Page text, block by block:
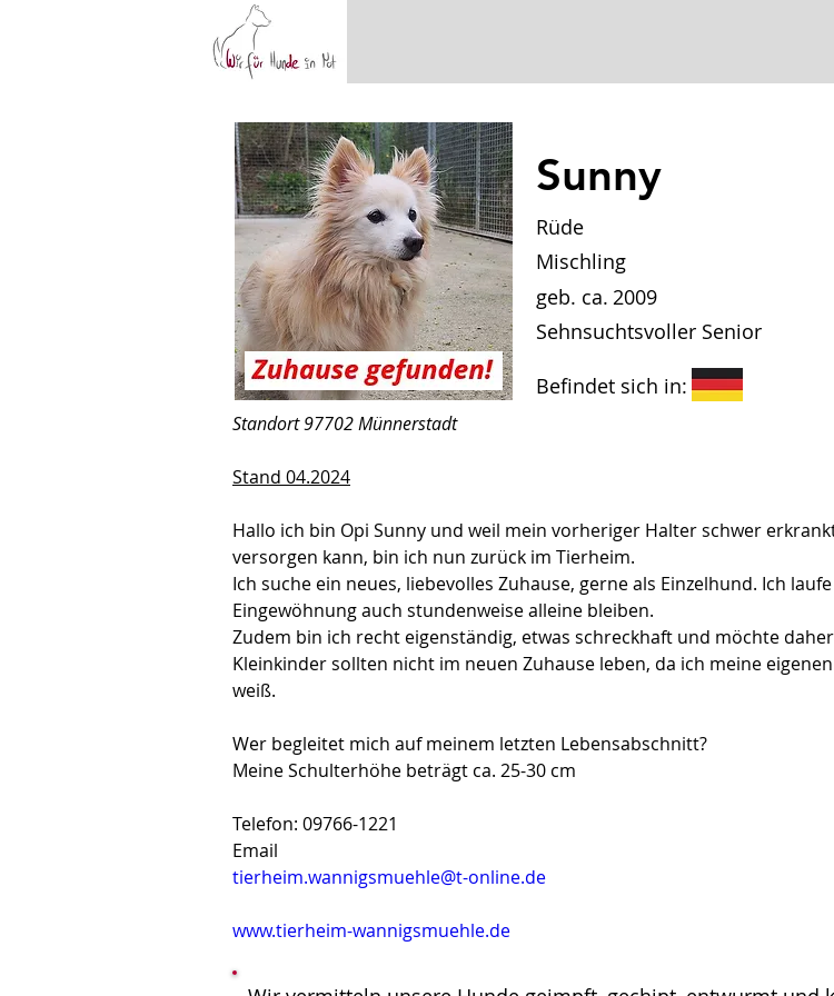
Sunny
Rüde
Mischling
2009
Sehnsuchtsvoller Senior
Befindet sich in:
geb. ca.
Standort 97702 Münnerstadt
Stand 04.2024
Hallo ich bin Opi Sunny und weil mein vorheriger Halter schwer
versorgen kann, bin ich nun zurück im Tierheim.
Ich suche ein neues, liebevolles Zuhause, gerne als Einzelhund. Ich
Eingewöhnung auch stundenweise alleine bleiben.
Zudem bin ich recht eigenständig, etwas schreckhaft und möchte
Kleinkinder sollten nicht im neuen Zuhause leben, da ich meine
weiß.
Wer begleitet mich auf meinem letzten Lebensabschnitt?
Meine Schulterhöhe beträgt ca. 25-30 cm
Telefon: 09766-1221
Email
tierheim.wannigsmuehle@t-online.de
www.tierheim-wannigsmuehle.de